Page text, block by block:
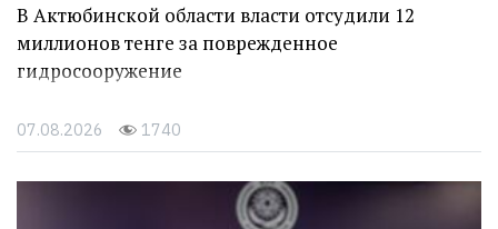
В Актюбинской области власти отсудили 12
миллионов тенге за поврежденное
гидросооружение
07.08.2026 1740